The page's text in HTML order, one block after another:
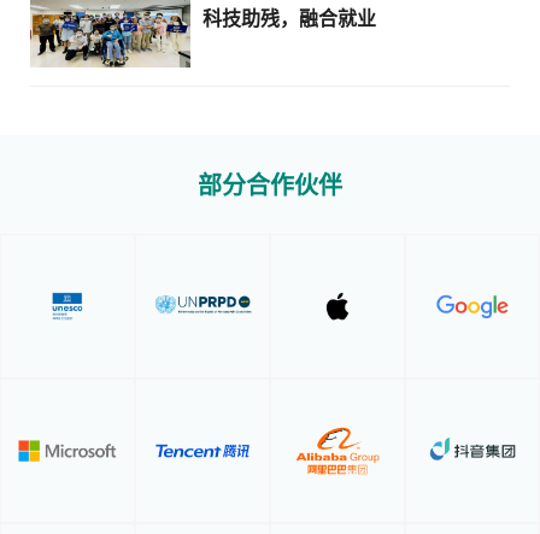
科技助残，融合就业
部分合作伙伴